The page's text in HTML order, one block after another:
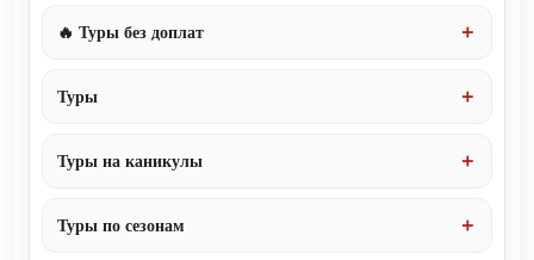
🔥 Туры без доплат
Туры
Туры на каникулы
Туры по сезонам